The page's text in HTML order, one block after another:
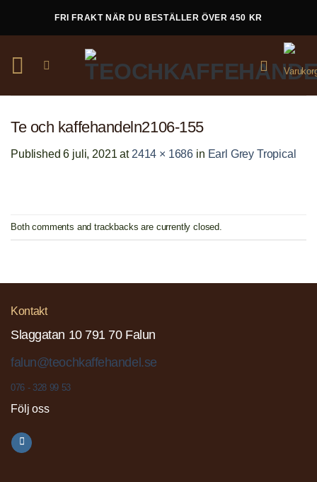
FRI FRAKT NÄR DU BESTÄLLER ÖVER 450 KR
Te och kaffehandeln2106-155
Published6 juli, 2021 at 2414 × 1686 in Earl Grey Tropical
Both comments and trackbacks are currently closed.
Kontakt
Slaggatan 10 791 70 Falun
falun@teochkaffehandel.se
076 - 328 99 53
Följ oss